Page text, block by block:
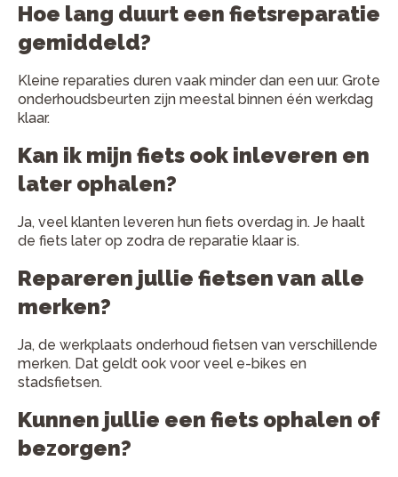
Hoe lang duurt een fietsreparatie
gemiddeld?
Kleine reparaties duren vaak minder dan een uur. Grote
onderhoudsbeurten zijn meestal binnen één werkdag
klaar.
Kan ik mijn fiets ook inleveren en
later ophalen?
Ja, veel klanten leveren hun fiets overdag in. Je haalt
de fiets later op zodra de reparatie klaar is.
Repareren jullie fietsen van alle
merken?
Ja, de werkplaats onderhoud fietsen van verschillende
merken. Dat geldt ook voor veel e-bikes en
stadsfietsen.
Kunnen jullie een fiets ophalen of
bezorgen?